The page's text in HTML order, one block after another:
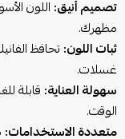
تصميم أنيق: اللون
مظهرك.
ثبات اللون:تحافظ
غسلات.
سهولة العناية: قابلة
الوقت.
متعددة الاستخدامات: